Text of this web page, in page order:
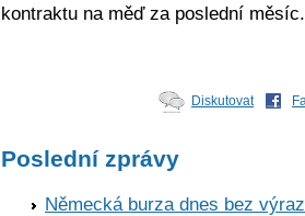
kontraktu na měď za poslední měsíc.
Diskutovat
Poslední zprávy
Německá burza dnes bez